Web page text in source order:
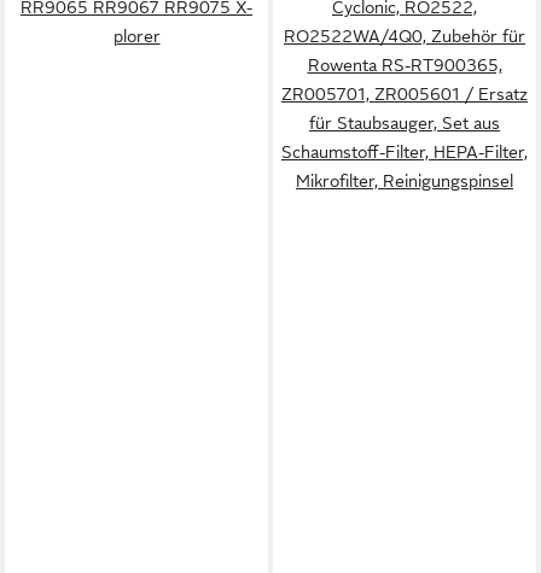
RR9065 RR9067 RR9075 X-
plorer
Cyclonic, RO2522,
RO2522WA/4Q0, Zubehör für
Rowenta RS-RT900365,
ZR005701, ZR005601 / Ersatz
für Staubsauger, Set aus
Schaumstoff-Filter, HEPA-Filter,
Mikrofilter, Reinigungspinsel